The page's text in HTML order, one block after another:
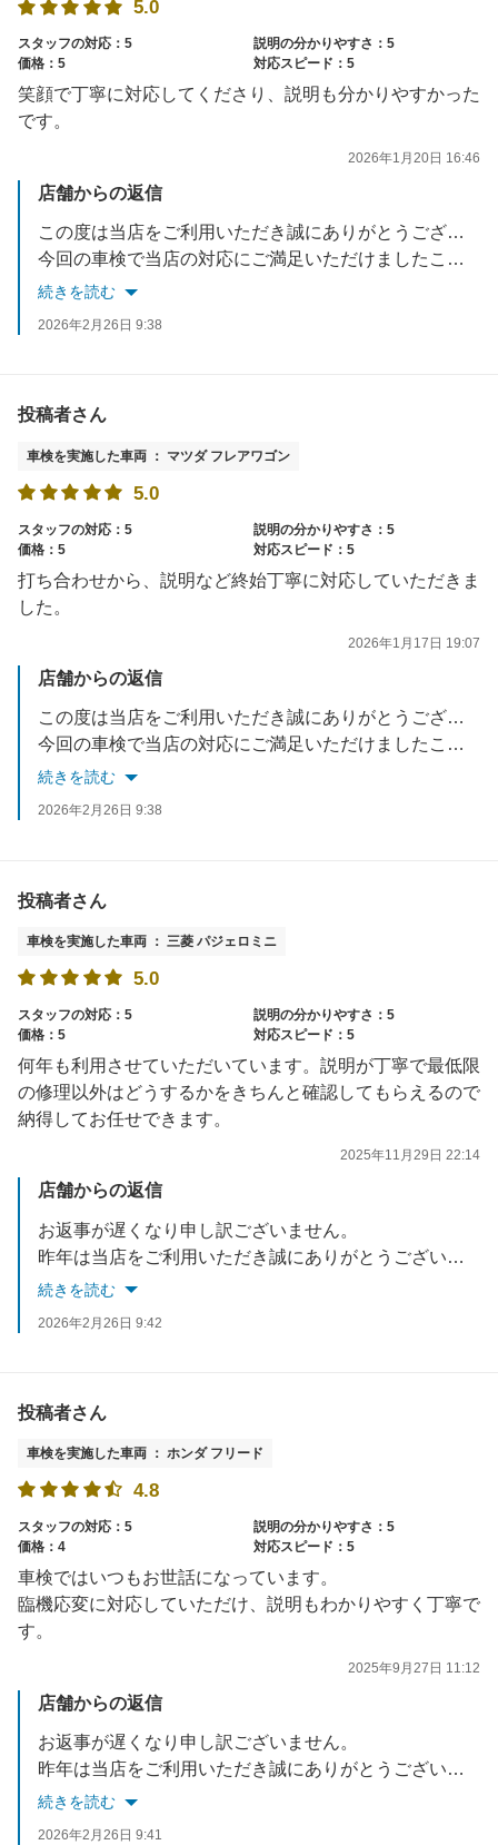
5.0
スタッフの対応：5
説明の分かりやすさ：5
価格：5
対応スピード：5
笑顔で丁寧に対応してくださり、説明も分かりやすかった
です。
2026年1月20日 16:46
店舗からの返信
この度は当店をご利用いただき誠にありがとうございます。
今回の車検で当店の対応にご満足いただけましたこと、大変嬉しく思っております。
車検以外のことも是非お気軽にご相談ください。
続きを読む
2026年2月26日 9:38
投稿者さん
車検を実施した車両 ： マツダ フレアワゴン
5.0
スタッフの対応：5
説明の分かりやすさ：5
価格：5
対応スピード：5
打ち合わせから、説明など終始丁寧に対応していただきま
した。
2026年1月17日 19:07
店舗からの返信
この度は当店をご利用いただき誠にありがとうございます。
今回の車検で当店の対応にご満足いただけましたこと、大変嬉しく思っております。
車検以外のことも是非お気軽にご相談ください。
続きを読む
2026年2月26日 9:38
投稿者さん
車検を実施した車両 ： 三菱 パジェロミニ
5.0
スタッフの対応：5
説明の分かりやすさ：5
価格：5
対応スピード：5
何年も利用させていただいています。説明が丁寧で最低限
の修理以外はどうするかをきちんと確認してもらえるので
納得してお任せできます。
2025年11月29日 22:14
店舗からの返信
お返事が遅くなり申し訳ございません。
昨年は当店をご利用いただき誠にありがとうございます。
車検で当店の対応にご満足いただけましたこと、大変嬉しく思っております。
続きを読む
2026年2月26日 9:42
投稿者さん
車検を実施した車両 ： ホンダ フリード
4.8
スタッフの対応：5
説明の分かりやすさ：5
価格：4
対応スピード：5
車検ではいつもお世話になっています。
臨機応変に対応していただけ、説明もわかりやすく丁寧で
す。
2025年9月27日 11:12
店舗からの返信
お返事が遅くなり申し訳ございません。
昨年は当店をご利用いただき誠にありがとうございます。
車検で当店の対応にご満足いただけましたこと、大変嬉しく思っております。
続きを読む
2026年2月26日 9:41